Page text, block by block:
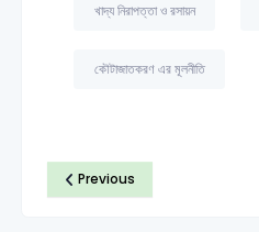
খাদ্য নিরাপত্তা ও রসায়ন
কৌটাজাতকরণ এর মূলনীতি
Previous